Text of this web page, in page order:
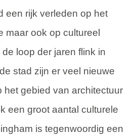
een rijk verleden op het
maar ook op cultureel
loop der jaren flink in
stad zijn er veel nieuwe
het gebied van architectuur
een groot aantal culturele
is tegenwoordig een